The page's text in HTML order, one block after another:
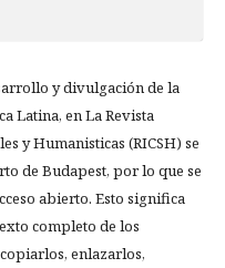
y divulgación de la
Latina, en La Revista
y Humanisticas (RICSH) se
de Budapest, por lo que se
abierto. Esto significa
completo de los
enlazarlos,